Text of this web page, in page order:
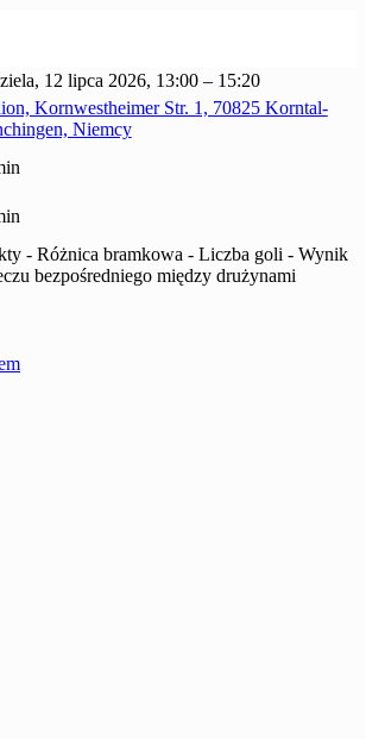
12 lipca 2026, 13:00 – 15:20
Kornwestheimer Str. 1, 70825 Korntal-
Niemcy
- Różnica bramkowa - Liczba goli - Wynik
bezpośredniego między drużynami